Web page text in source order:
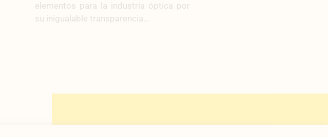
elementos para la industria óptica por
su inigualable transparencia…